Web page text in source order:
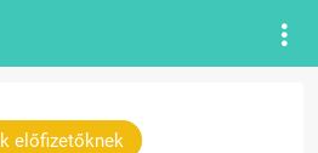
előfizetőknek